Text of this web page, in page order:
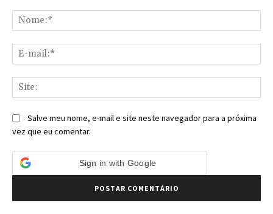
Salve meu nome, e-mail e site neste navegador para a próxima
vez que eu comentar.
Sign in with Google